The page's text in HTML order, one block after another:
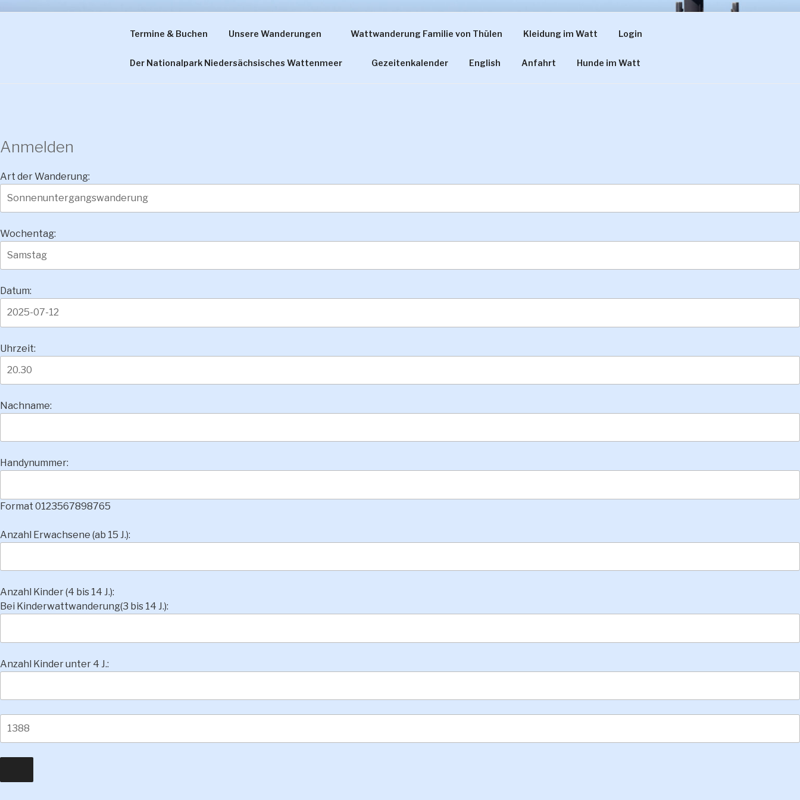
WATTWANDERUNG FAMILIE VON THÜLEN
Termine & Buchen Unsere Wanderungen Wattwanderung Familie von Thülen Kleidung im Watt Login
Der Nationalpark Niedersächsisches Wattenmeer Gezeitenkalender English Anfahrt Hunde im Watt
Anmelden
Art der Wanderung:
Wochentag:
Datum:
Uhrzeit:
Nachname:
Handynummer:
Format 0123567898765
Anzahl Erwachsene (ab 15 J.):
Anzahl Kinder (4 bis 14 J.):
Bei Kinderwattwanderung(3 bis 14 J.):
Anzahl Kinder unter 4 J.: